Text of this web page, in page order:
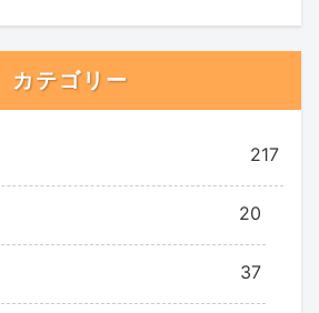
カテゴリー
217
20
37